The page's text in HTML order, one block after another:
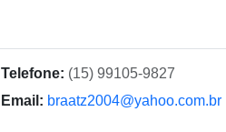
Telefone: (15) 99105-9827
Email: braatz2004@yahoo.com.br